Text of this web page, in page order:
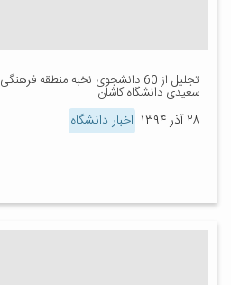
تجلیل از 60 دانشجوی نخبه منطقه
سعیدی دانشگاه کاشان
۲۸ آذر ۱۳۹۴ اخبار دانشگاه